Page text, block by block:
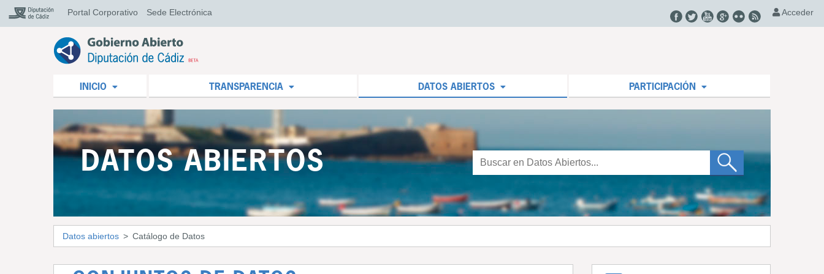
Portal Corporativo Sede Electrónica Acceder
INICIO TRANSPARENCIA DATOS ABIERTOS PARTICIPACIÓN
DATOS ABIERTOS
Datos abiertos Catálogo de Datos